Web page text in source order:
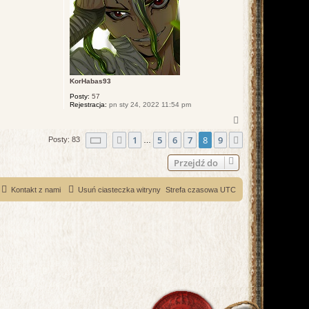
KorHabas93
Posty: 57
Rejestracja: pn sty 24, 2022 11:54 pm
ó
Posty: 83 Strona8 z9
Poprzednia
1 5 6 7 8 9 Następna
Przejdź do
Strefa czasowa UTC
Usuń ciasteczka witryny
Kontakt z nami